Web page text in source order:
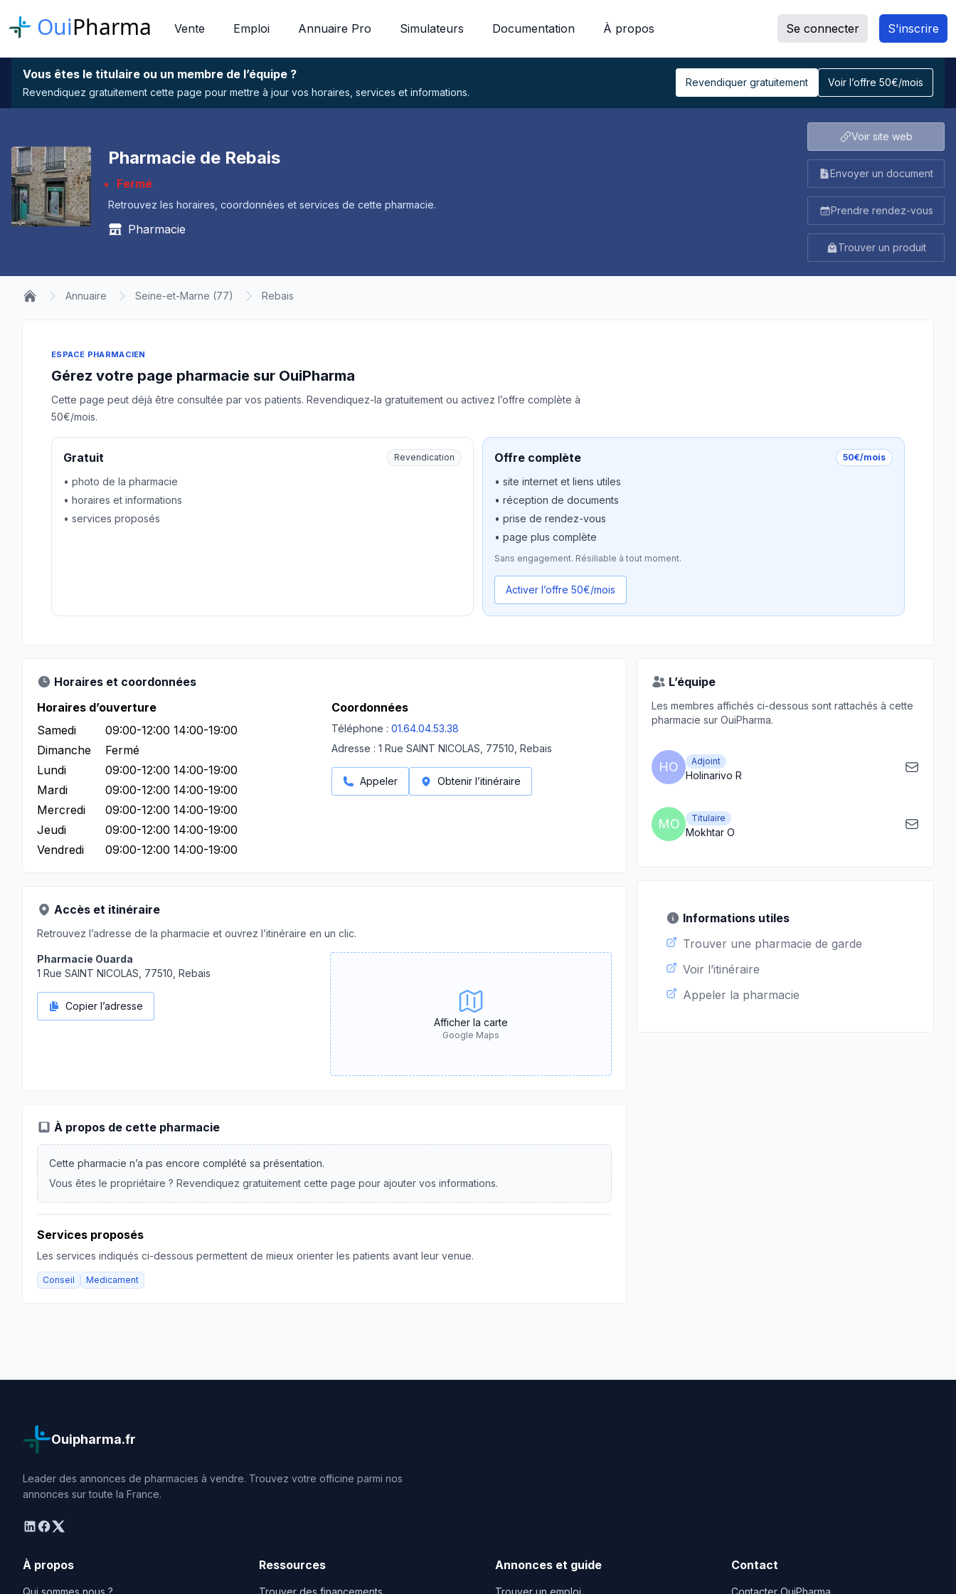
OuiPharma Vente Emploi Annuaire Pro Simulateurs Documentation À propos Se connecter S'inscrire
Vous êtes le titulaire ou un membre de l’équipe ?
Revendiquez gratuitement cette page pour mettre à jour vos horaires, services et informations.
Revendiquer gratuitement Voir l’offre 50€/mois
Pharmacie de Rebais
Fermé
Retrouvez les horaires, coordonnées et services de cette pharmacie.
Pharmacie
Voir site web
Envoyer un document
Prendre rendez-vous
Trouver un produit
Annuaire Seine-et-Marne (77) Rebais
ESPACE PHARMACIEN
Gérez votre page pharmacie sur OuiPharma
Cette page peut déjà être consultée par vos patients. Revendiquez-la gratuitement ou activez l’offre complète à
50€/mois.
Gratuit Revendication
• photo de la pharmacie
• horaires et informations
• services proposés
Offre complète 50€/mois
• site internet et liens utiles
• réception de documents
• prise de rendez-vous
• page plus complète
Sans engagement. Résiliable à tout moment.
Activer l’offre 50€/mois
Horaires et coordonnées
Horaires d’ouverture
Samedi
09:00-12:00 14:00-19:00
Dimanche
Fermé
Lundi
09:00-12:00 14:00-19:00
Mardi
09:00-12:00 14:00-19:00
Mercredi
09:00-12:00 14:00-19:00
Jeudi
09:00-12:00 14:00-19:00
Vendredi
09:00-12:00 14:00-19:00
Coordonnées
Téléphone : 01.64.04.53.38
Adresse : 1 Rue SAINT NICOLAS, 77510, Rebais
Appeler Obtenir l’itinéraire
Accès et itinéraire
Retrouvez l’adresse de la pharmacie et ouvrez l’itinéraire en un clic.
Pharmacie Ouarda
1 Rue SAINT NICOLAS, 77510, Rebais
Copier l’adresse
Afficher la carte
Google Maps
À propos de cette pharmacie
Cette pharmacie n’a pas encore complété sa présentation.
Vous êtes le propriétaire ? Revendiquez gratuitement cette page pour ajouter vos informations.
Services proposés
Les services indiqués ci-dessous permettent de mieux orienter les patients avant leur venue.
Conseil Medicament
L’équipe
Les membres affichés ci-dessous sont rattachés à cette
pharmacie sur OuiPharma.
HO Adjoint
Holinarivo R
MO Titulaire
Mokhtar O
Informations utiles
Trouver une pharmacie de garde
Voir l’itinéraire
Appeler la pharmacie
Ouipharma.fr
Leader des annonces de pharmacies à vendre. Trouvez votre officine parmi nos
annonces sur toute la France.
linkedin
facebook
twitter
À propos
Qui sommes nous ?
Ressources
Trouver des financements
Annonces et guide
Trouver un emploi
Contact
Contacter OuiPharma